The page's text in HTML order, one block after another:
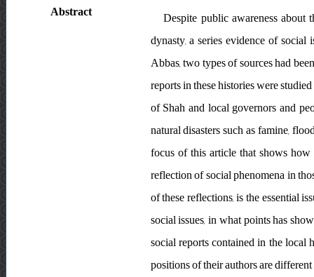
Abstract
Despite public awareness
dynasty, a series evidence of
Abbas, two types of sources had
reports in these histories were
of Shah and local governors and
natural disasters such as famine,
focus of this article that shows
reflection of social phenomena in
of these reflections, is the essential
social issues, in what points has
social reports contained in the local
positions of their authors are